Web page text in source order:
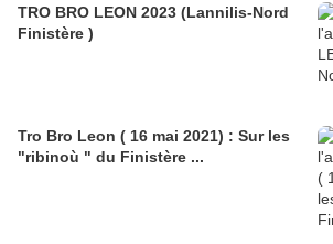
TRO BRO LEON 2023 (Lannilis-Nord
Finistère )
Tro Bro Leon ( 16 mai 2021) : Sur les
"ribinoù " du Finistère ...